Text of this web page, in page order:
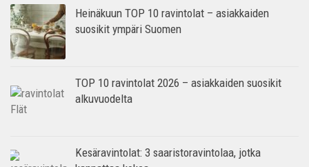
Heinäkuun TOP 10 ravintolat – asiakkaiden
suosikit ympäri Suomen
TOP 10 ravintolat 2026 – asiakkaiden suosikit
alkuvuodelta
Kesäravintolat: 3 saaristoravintolaa, jotka